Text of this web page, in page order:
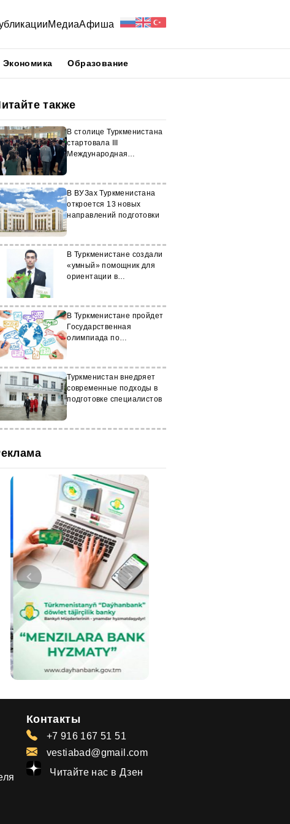
МедиаАфиша
Экономика Образование
также
В столице Туркменистана
стартовала III
Международная
В ВУЗах Туркменистана
откроется 13 новых
направлений подготовки
В Туркменистане создали
«умный» помощник для
ориентации в
В Туркменистане пройдет
Государственная
олимпиада по
Туркменистан внедряет
современные подходы в
подготовке специалистов
Контакты
+7 916 167 51 51
vestiabad@gmail.com
Читайте нас в Дзен